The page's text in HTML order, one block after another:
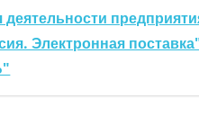
Электронная